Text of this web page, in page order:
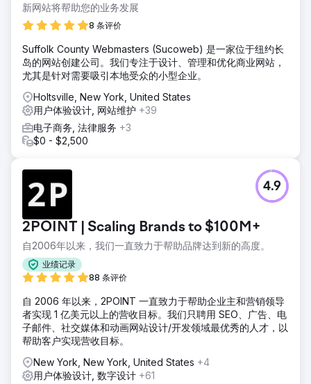
新网站将帮助您的业务发展
8 条评价
Suffolk County Webmasters (Sucoweb) 是一家位于纽约长
岛的网站创建公司。我们专注于设计、管理和优化商业网站，
尤其是针对需要吸引本地受众的小型企业。
Holtsville, New York, United States
用户体验设计, 网站维护 +39
电子商务, 法律服务 +3
$0 - $2,500
2POINT | Scaling Brands to $100M+
自2006年以来，我们一直致力于帮助品牌达到新的高度。
业绩记录
88 条评价
4.9
自 2006 年以来，2POINT 一直致力于帮助企业主和营销领导
者实现 1 亿美元以上的营收目标。我们只聘用 SEO、广告、电
子邮件、社交媒体和动画网站设计/开发领域最优秀的人才，以
帮助客户实现营收目标。
New York, New York, United States +4
用户体验设计, 数字设计 +61